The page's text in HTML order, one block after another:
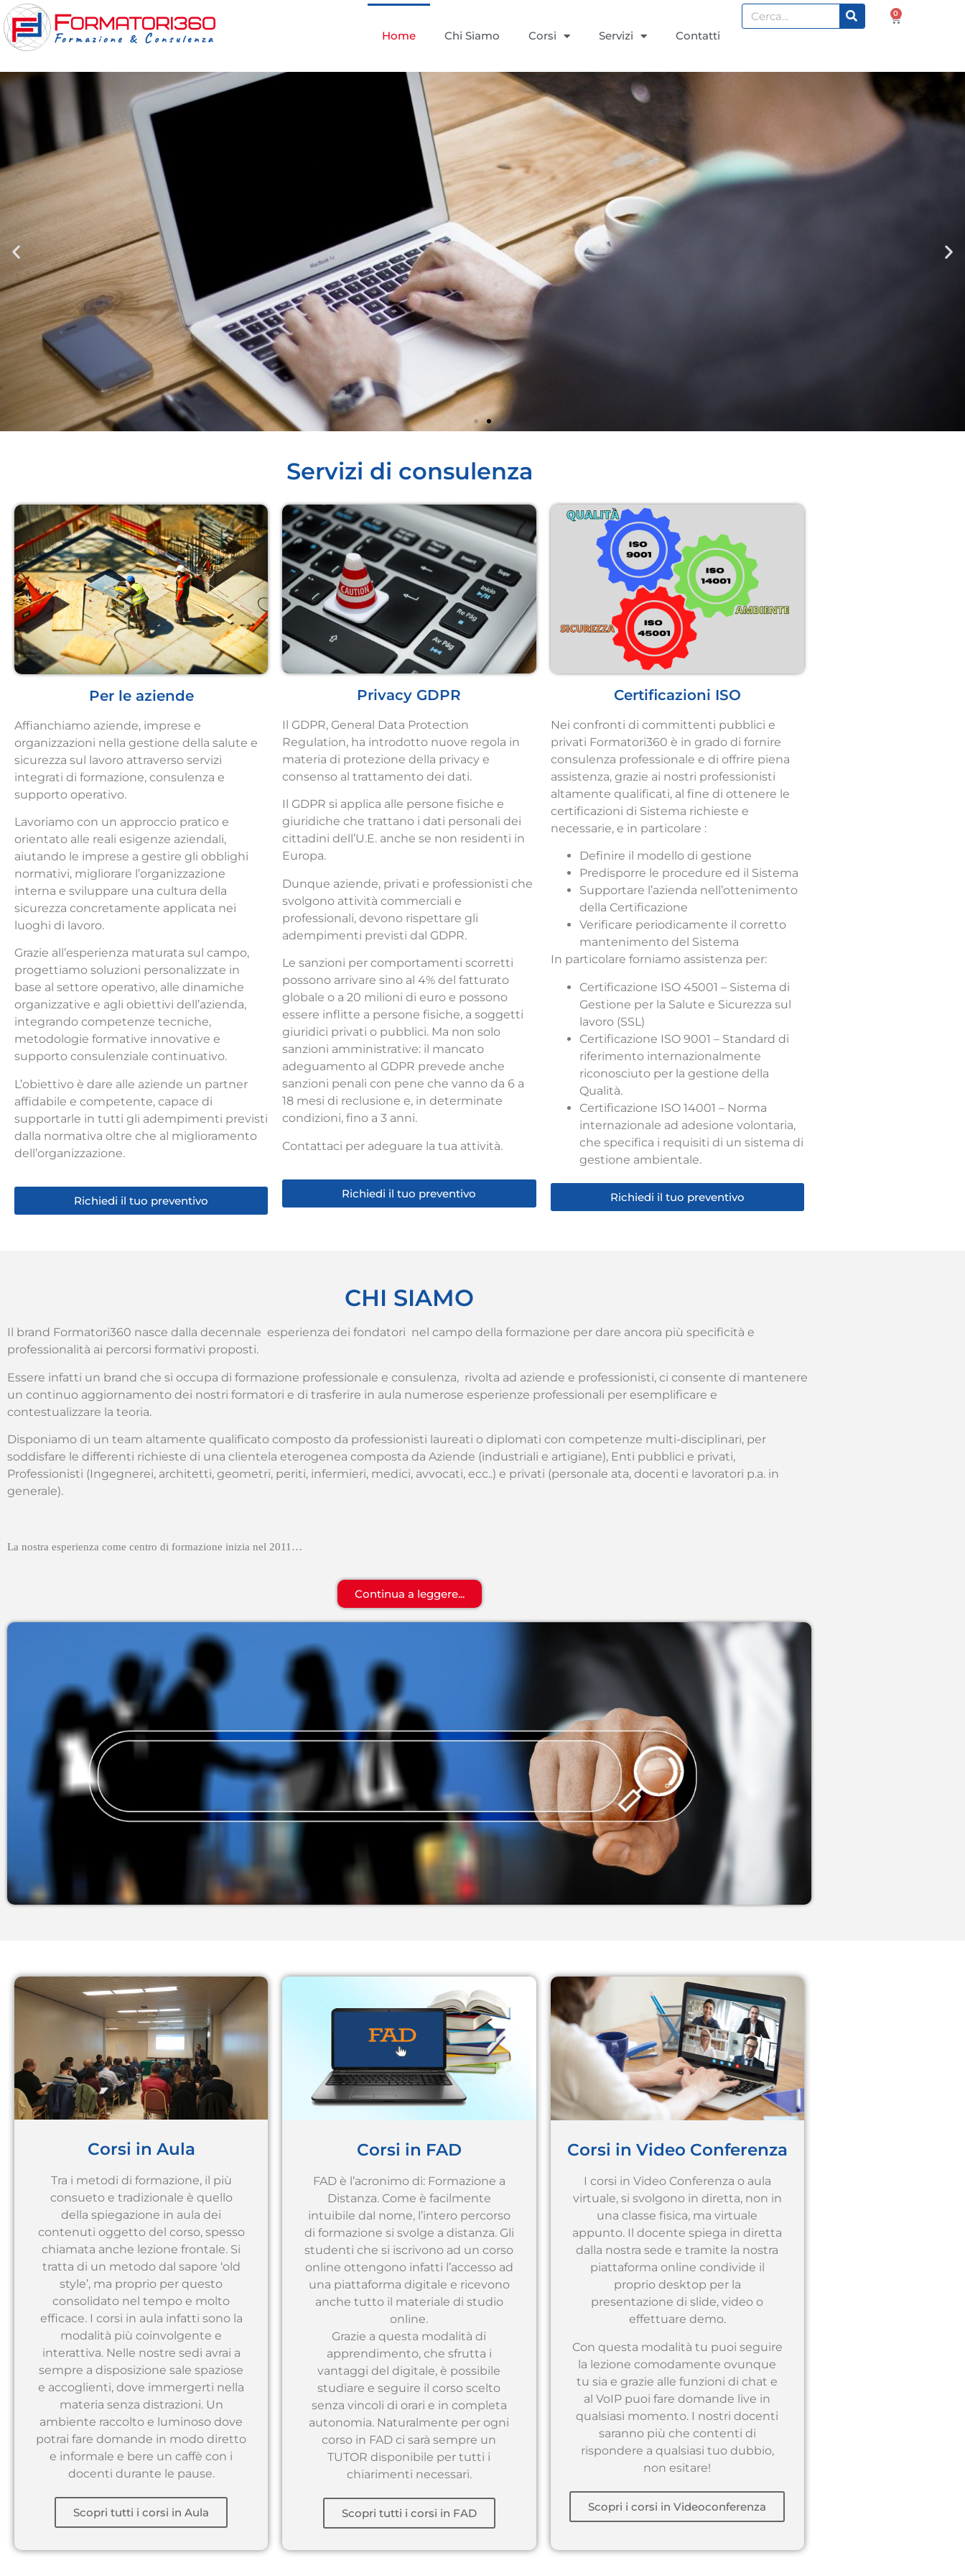
Home Chi Siamo Corsi Servizi Contatti
0
Corsi in FAD PER
AZIENDE
Scopri la nostra offerta formativa in FAD -
Formazione a Distanza
Clicca qui
Servizi di consulenza​
Per le aziende
Affianchiamo aziende, imprese e
organizzazioni nella gestione della salute e
sicurezza sul lavoro attraverso servizi
integrati di formazione, consulenza e
supporto operativo.
Lavoriamo con un approccio pratico e
orientato alle reali esigenze aziendali,
aiutando le imprese a gestire gli obblighi
normativi, migliorare l’organizzazione
interna e sviluppare una cultura della
sicurezza concretamente applicata nei
luoghi di lavoro.
Grazie all’esperienza maturata sul campo,
progettiamo soluzioni personalizzate in
base al settore operativo, alle dinamiche
organizzative e agli obiettivi dell’azienda,
integrando competenze tecniche,
metodologie formative innovative e
supporto consulenziale continuativo.
L’obiettivo è dare alle aziende un partner
affidabile e competente, capace di
supportarle in tutti gli adempimenti previsti
dalla normativa oltre che al miglioramento
dell’organizzazione.
Richiedi il tuo preventivo
Privacy GDPR
Il GDPR, General Data Protection
Regulation, ha introdotto nuove regola in
materia di protezione della privacy e
consenso al trattamento dei dati.
Il GDPR si applica alle persone fisiche e
giuridiche che trattano i dati personali dei
cittadini dell’U.E. anche se non residenti in
Europa.
Dunque aziende, privati e professionisti che
svolgono attività commerciali e
professionali, devono rispettare gli
adempimenti previsti dal GDPR.
Le sanzioni per comportamenti scorretti
possono arrivare sino al 4% del fatturato
globale o a 20 milioni di euro e possono
essere inflitte a persone fisiche, a soggetti
giuridici privati o pubblici. Ma non solo
sanzioni amministrative: il mancato
adeguamento al GDPR prevede anche
sanzioni penali con pene che vanno da 6 a
18 mesi di reclusione e, in determinate
condizioni, fino a 3 anni.
Contattaci per adeguare la tua attività.
Richiedi il tuo preventivo
Certificazioni ISO
Nei confronti di committenti pubblici e
privati Formatori360 è in grado di fornire
consulenza professionale e di offrire piena
assistenza, grazie ai nostri professionisti
altamente qualificati, al fine di ottenere le
certificazioni di Sistema richieste e
necessarie, e in particolare :
Definire il modello di gestione
Predisporre le procedure ed il Sistema
Supportare l’azienda nell’ottenimento
della Certificazione
Verificare periodicamente il corretto
mantenimento del Sistema
In particolare forniamo assistenza per:
Certificazione ISO 45001 – Sistema di
Gestione per la Salute e Sicurezza sul
lavoro (SSL)
Certificazione ISO 9001 – Standard di
riferimento internazionalmente
riconosciuto per la gestione della
Qualità.
Certificazione ISO 14001 – Norma
internazionale ad adesione volontaria,
che specifica i requisiti di un sistema di
gestione ambientale.
Richiedi il tuo preventivo
CHI SIAMO
Il brand Formatori360 nasce dalla decennale esperienza dei fondatori nel campo della formazione per dare ancora più specificità e
professionalità ai percorsi formativi proposti.
Essere infatti un brand che si occupa di formazione professionale e consulenza, rivolta ad aziende e professionisti, ci consente di mantenere
un continuo aggiornamento dei nostri formatori e di trasferire in aula numerose esperienze professionali per esemplificare e
contestualizzare la teoria.
Disponiamo di un team altamente qualificato composto da professionisti laureati o diplomati con competenze multi-disciplinari, per
soddisfare le differenti richieste di una clientela eterogenea composta da Aziende (industriali e artigiane), Enti pubblici e privati,
Professionisti (Ingegnerei, architetti, geometri, periti, infermieri, medici, avvocati, ecc..) e privati (personale ata, docenti e lavoratori p.a. in
generale).
La nostra esperienza come centro di formazione inizia nel 2011…
Continua a leggere...
Corsi in Aula
Tra i metodi di formazione, il più
consueto e tradizionale è quello
della spiegazione in aula dei
contenuti oggetto del corso, spesso
chiamata anche lezione frontale. Si
tratta di un metodo dal sapore ‘old
style’, ma proprio per questo
consolidato nel tempo e molto
efficace. I corsi in aula infatti sono la
modalità più coinvolgente e
interattiva. Nelle nostre sedi avrai a
sempre a disposizione sale spaziose
e accoglienti, dove immergerti nella
materia senza distrazioni. Un
ambiente raccolto e luminoso dove
potrai fare domande in modo diretto
e informale e bere un caffè con i
docenti durante le pause.
Scopri tutti i corsi in Aula
Corsi in FAD
FAD è l’acronimo di: Formazione a
Distanza. Come è facilmente
intuibile dal nome, l’intero percorso
di formazione si svolge a distanza. Gli
studenti che si iscrivono ad un corso
online ottengono infatti l’accesso ad
una piattaforma digitale e ricevono
anche tutto il materiale di studio
online.
Grazie a questa modalità di
apprendimento, che sfrutta i
vantaggi del digitale, è possibile
studiare e seguire il corso scelto
senza vincoli di orari e in completa
autonomia. Naturalmente per ogni
corso in FAD ci sarà sempre un
TUTOR disponibile per tutti i
chiarimenti necessari.
Scopri tutti i corsi in FAD
Corsi in Video Conferenza
I corsi in Video Conferenza o aula
virtuale, si svolgono in diretta, non in
una classe fisica, ma virtuale
appunto. Il docente spiega in diretta
dalla nostra sede e tramite la nostra
piattaforma online condivide il
proprio desktop per la
presentazione di slide, video o
effettuare demo.
Con questa modalità tu puoi seguire
la lezione comodamente ovunque
tu sia e grazie alle funzioni di chat e
al VoIP puoi fare domande live in
qualsiasi momento. I nostri docenti
saranno più che contenti di
rispondere a qualsiasi tuo dubbio,
non esitare!
Scopri i corsi in Videoconferenza